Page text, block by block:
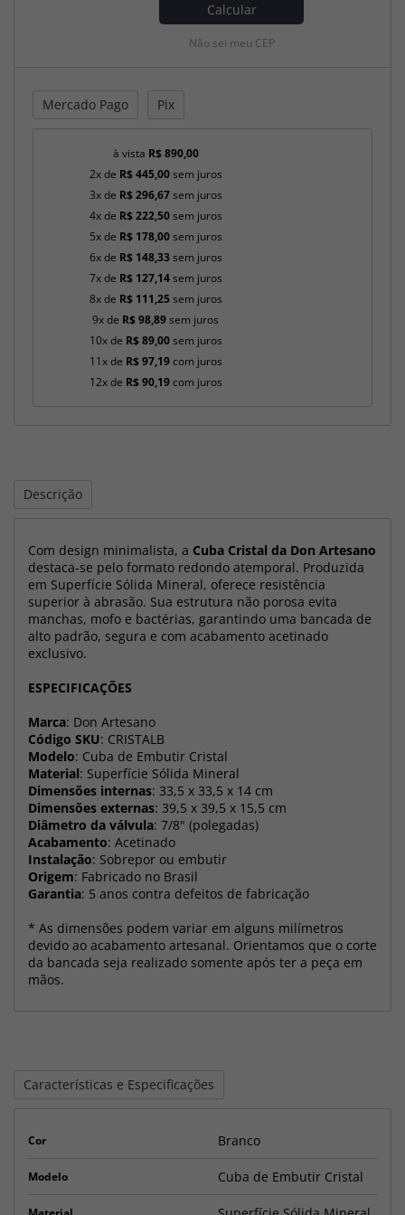
Calcular
Não sei meu CEP
Mercado Pago Pix
à vista R$ 890,00
2x de R$ 445,00sem juros
3x de R$ 296,67sem juros
4x de R$ 222,50sem juros
5x de R$ 178,00sem juros
6x de R$ 148,33sem juros
7x de R$ 127,14sem juros
8x de R$ 111,25sem juros
9x de R$ 98,89sem juros
10x de R$ 89,00sem juros
11x de R$ 97,19com juros
12x de R$ 90,19com juros
Descrição
Com design minimalista, a Cuba Cristal da Don Artesano
destaca-se pelo formato redondo atemporal. Produzida
em Superfície Sólida Mineral, oferece resistência
superior à abrasão. Sua estrutura não porosa evita
manchas, mofo e bactérias, garantindo uma bancada de
alto padrão, segura e com acabamento acetinado
exclusivo.
ESPECIFICAÇÕES
Marca: Don Artesano
Código SKU: CRISTALB
Modelo: Cuba de Embutir Cristal
Material: Superfície Sólida Mineral
Dimensões internas: 33,5 x 33,5 x 14 cm
Dimensões externas: 39,5 x 39,5 x 15,5 cm
Diâmetro da válvula: 7/8" (polegadas)
Acabamento: Acetinado
Instalação: Sobrepor ou embutir
Origem: Fabricado no Brasil
Garantia: 5 anos contra defeitos de fabricação
* As dimensões podem variar em alguns milímetros
devido ao acabamento artesanal. Orientamos que o corte
da bancada seja realizado somente após ter a peça em
mãos.
Características e Especificações
Cor Branco
Modelo Cuba de Embutir Cristal